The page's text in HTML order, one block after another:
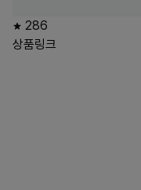
286
상품링크